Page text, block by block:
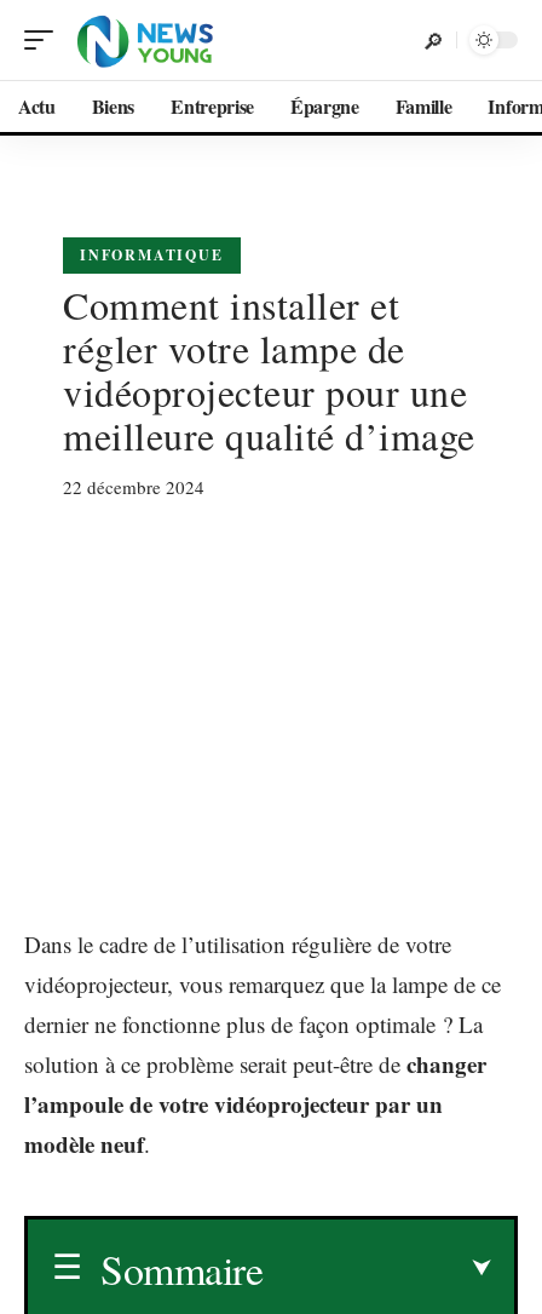
Actu Biens Entreprise Épargne Famille
INFORMATIQUE
Comment installer et
régler votre lampe de
vidéoprojecteur pour une
meilleure qualité d’image
22 décembre 2024
Dans le cadre de l’utilisation régulière de votre
vidéoprojecteur, vous remarquez que la lampe de ce
dernier ne fonctionne plus de façon optimale ? La
solution à ce problème serait peut-être de changer
l’ampoule de votre vidéoprojecteur par un
modèle neuf.
Sommaire